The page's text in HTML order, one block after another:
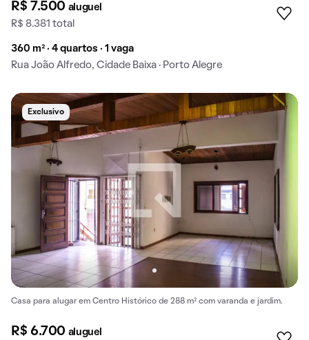
R$ 7.500 aluguel
R$ 8.381 total
360 m² · 4 quartos · 1 vaga
Rua João Alfredo, Cidade Baixa · Porto Alegre
Exclusivo
Casa para alugar em Centro Histórico de 288 m² com varanda e jardim.
R$ 6.700 aluguel